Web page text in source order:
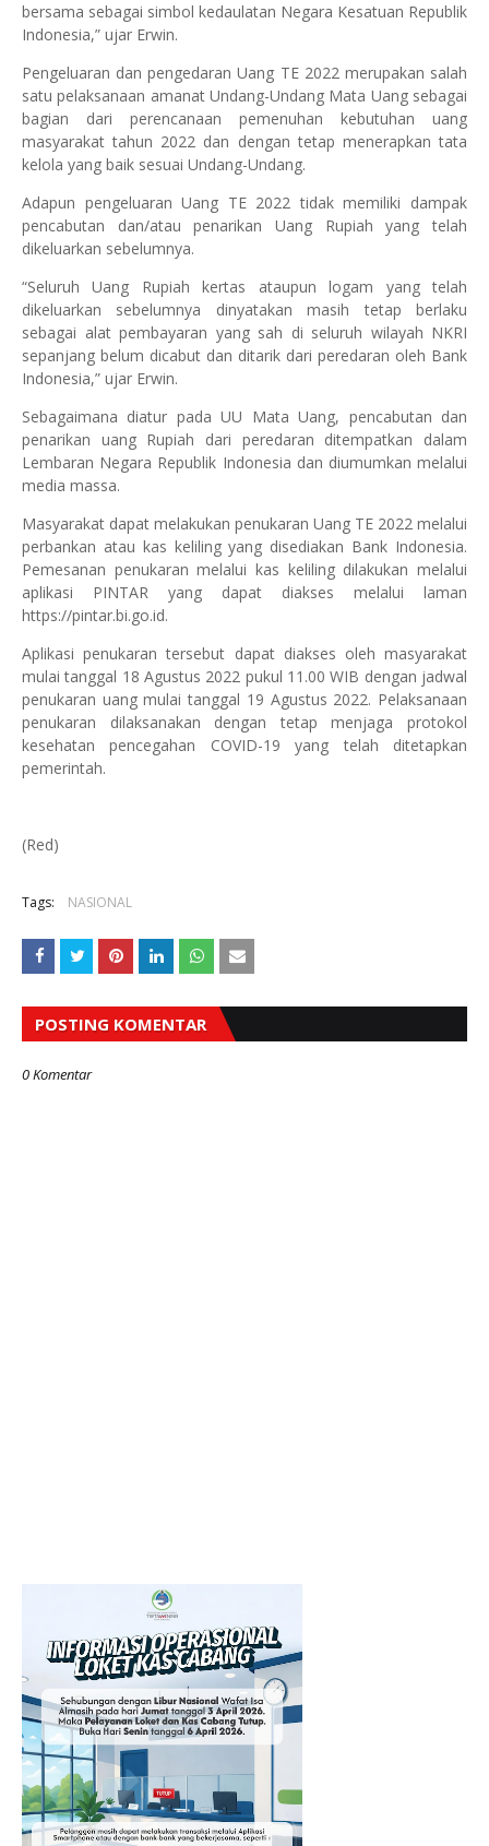
bersama sebagai simbol kedaulatan Negara Kesatuan Republik
Indonesia,” ujar Erwin.
Pengeluaran dan pengedaran Uang TE 2022 merupakan salah
satu pelaksanaan amanat Undang-Undang Mata Uang sebagai
bagian dari perencanaan pemenuhan kebutuhan uang
masyarakat tahun 2022 dan dengan tetap menerapkan tata
kelola yang baik sesuai Undang-Undang.
Adapun pengeluaran Uang TE 2022 tidak memiliki dampak
pencabutan dan/atau penarikan Uang Rupiah yang telah
dikeluarkan sebelumnya.
“Seluruh Uang Rupiah kertas ataupun logam yang telah
dikeluarkan sebelumnya dinyatakan masih tetap berlaku
sebagai alat pembayaran yang sah di seluruh wilayah NKRI
sepanjang belum dicabut dan ditarik dari peredaran oleh Bank
Indonesia,” ujar Erwin.
Sebagaimana diatur pada UU Mata Uang, pencabutan dan
penarikan uang Rupiah dari peredaran ditempatkan dalam
Lembaran Negara Republik Indonesia dan diumumkan melalui
media massa.
Masyarakat dapat melakukan penukaran Uang TE 2022 melalui
perbankan atau kas keliling yang disediakan Bank Indonesia.
Pemesanan penukaran melalui kas keliling dilakukan melalui
aplikasi PINTAR yang dapat diakses melalui laman
https://pintar.bi.go.id.
Aplikasi penukaran tersebut dapat diakses oleh masyarakat
mulai tanggal 18 Agustus 2022 pukul 11.00 WIB dengan jadwal
penukaran uang mulai tanggal 19 Agustus 2022. Pelaksanaan
penukaran dilaksanakan dengan tetap menjaga protokol
kesehatan pencegahan COVID-19 yang telah ditetapkan
pemerintah.
(Red)
Tags: NASIONAL
POSTING KOMENTAR
0 Komentar